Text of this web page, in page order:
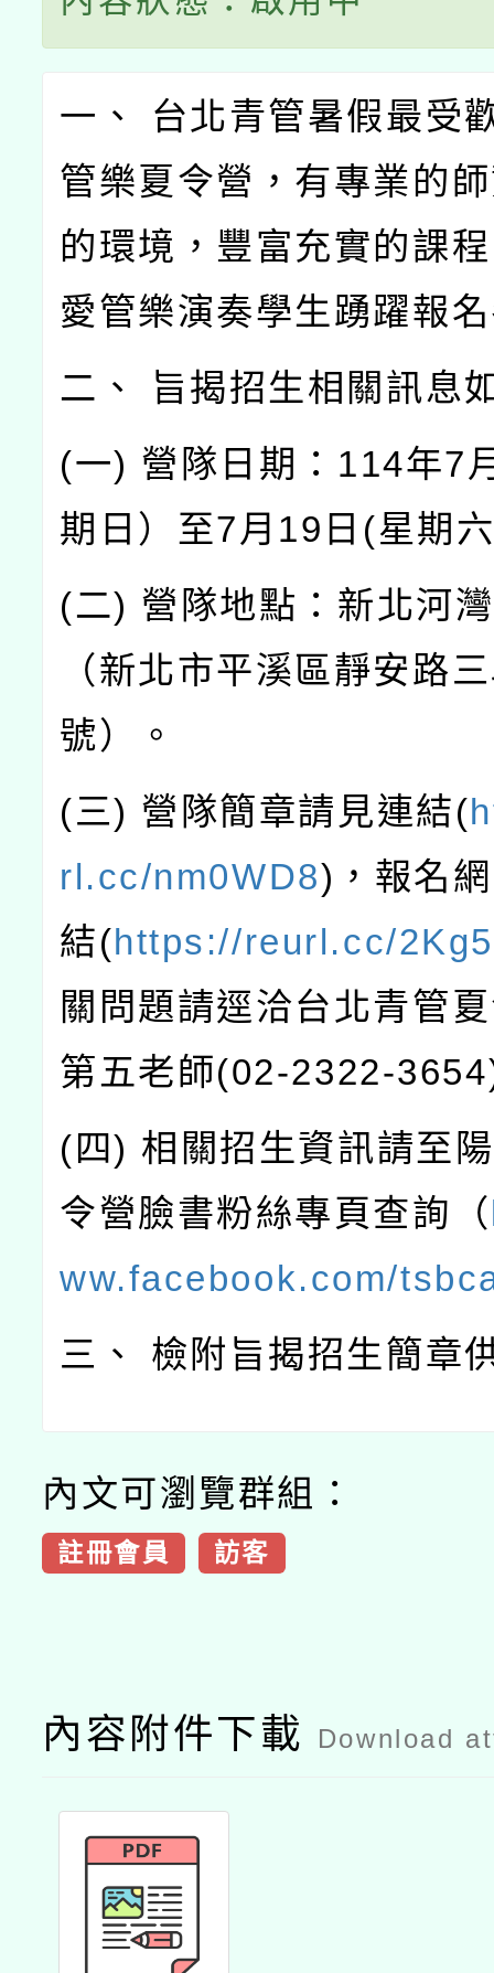
一、 台北青管暑假最受
管樂夏令營，有專業的
的環境，豐富充實的課
愛管樂演奏學生踴躍報
二、 旨揭招生相關訊息
(一) 營隊日期：114年7
期日）至7月19日(星期
(二) 營隊地點：新北河
（新北市平溪區靜安路
號）。
(三) 營隊簡章請見連結(
rl.cc/nm0WD8)，報名
結(https://reurl.cc/
關問題請逕洽台北青管
第五老師(02-2322-
(四) 相關招生資訊請至
令營臉書粉絲專頁查詢（
ww.facebook.com/
三、 檢附旨揭招生簡章
內文可瀏覽群組：
註冊會員 訪客
內容附件下載 Download